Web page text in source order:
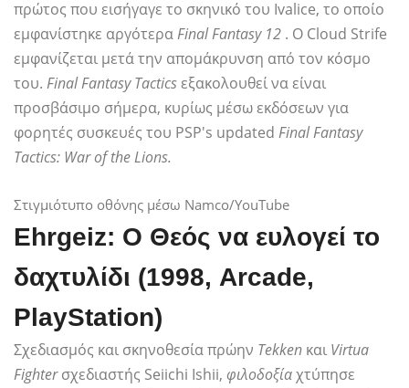
πρώτος που εισήγαγε το σκηνικό του Ivalice, το οποίο
εμφανίστηκε αργότεραFinal Fantasy 12 . Ο Cloud Strife
εμφανίζεται μετά την απομάκρυνση από τον κόσμο
του. Final Fantasy Tacticsεξακολουθεί να είναι
προσβάσιμο σήμερα, κυρίως μέσω εκδόσεων για
φορητές συσκευές του PSP's updated Final Fantasy
Tactics: War of the Lions.
Στιγμιότυπο οθόνης μέσω Namco/YouTube
Ehrgeiz: Ο Θεός να ευλογεί το
δαχτυλίδι (1998, Arcade,
PlayStation)
Σχεδιασμός και σκηνοθεσία πρώην Tekken και Virtua
Fighterσχεδιαστής Seiichi Ishii, φιλοδοξίαχτύπησε